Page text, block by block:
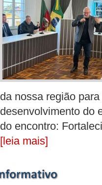
da nossa região
desenvolvimento do
do encontro:
[leia mais]